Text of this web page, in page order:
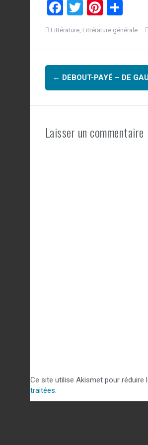
F
a
o
o
T
wi
Pi
er
t
P
ar
er
Littérature, Littérature générale
Navigation
d'article
← DEBOUT-PAYÉ – DE
Laisser un commentaire
Ce site utilise Akismet pour réduire
traitées.